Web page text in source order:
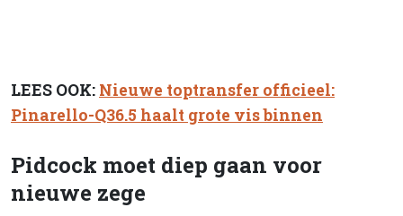
LEES OOK: Nieuwe toptransfer officieel:
Pinarello-Q36.5 haalt grote vis binnen
Pidcock moet diep gaan voor
nieuwe zege